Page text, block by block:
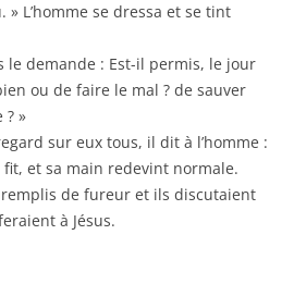
L’homme se dressa et se tint
le demande : Est-il permis, le jour
ou de faire le mal ? de sauver
? »
sur eux tous, il dit à l’homme :
fit, et sa main redevint normale.
de fureur et ils discutaient
à Jésus.